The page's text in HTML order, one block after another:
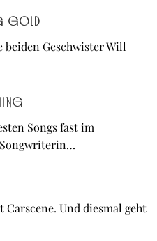
Gold
beiden Geschwister Will
Songs fast im
Carscene. Und diesmal geht